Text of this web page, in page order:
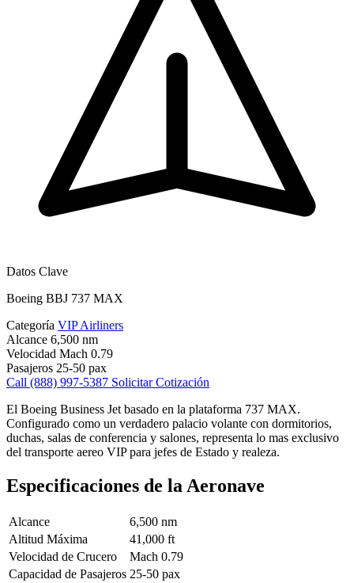
Datos Clave
Boeing BBJ 737 MAX
Categoría VIP Airliners
Alcance 6,500 nm
Velocidad Mach 0.79
Pasajeros 25-50 pax
Call (888) 997-5387 Solicitar Cotización
El Boeing Business Jet basado en la plataforma 737 MAX.
Configurado como un verdadero palacio volante con dormitorios,
duchas, salas de conferencia y salones, representa lo mas exclusivo
del transporte aereo VIP para jefes de Estado y realeza.
Especificaciones de la Aeronave
Alcance
6,500 nm
Altitud Máxima
41,000 ft
Velocidad de Crucero
Mach 0.79
Capacidad de Pasajeros 25-50 pax